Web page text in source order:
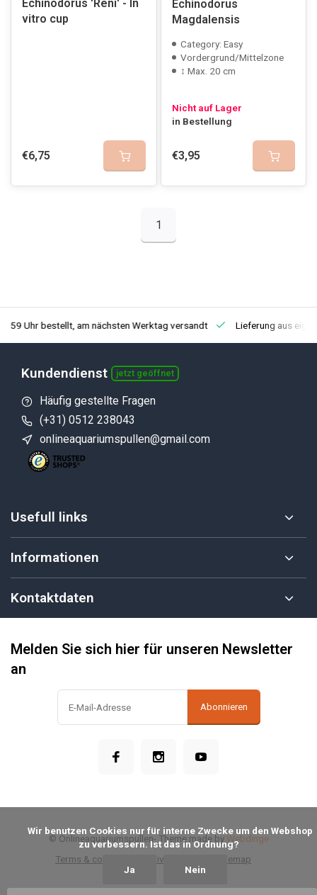
Echinodorus 'Reni' - In
vitro cup
€6,75
Echinodorus
Magdalensis
Category: Easy
Vordergrund/Mittelzone
↕ Max. 20 cm
Nicht auf Lager
in Bestellung
€3,95
1
Uhr bestellt, am nächsten Werktag versandt Lieferung aus
Kundendienst jetzt geöffnet
Häufig gestellte Fragen
(+31) 0512 238043
onlineaquariumspullen@gmail.com
Usefull links
Informationen
Kontaktdaten
Melden Sie sich hier für unseren Newsletter
an
Abonnieren
Terms & conditions Privacy Policy Sitemap
© Onlineaquariumspullen- Theme made by Webdinge
zu verbessern. Ist das in Ordnung?
Ja Nein